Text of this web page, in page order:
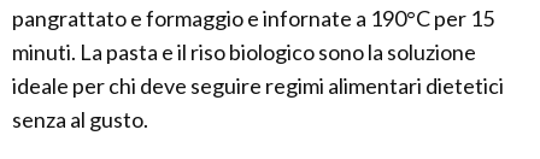
pangrattato e formaggio e infornate a 190°C per 15
minuti. La pasta e il riso biologico sono la soluzione
ideale per chi deve seguire regimi alimentari dietetici
senza al gusto.